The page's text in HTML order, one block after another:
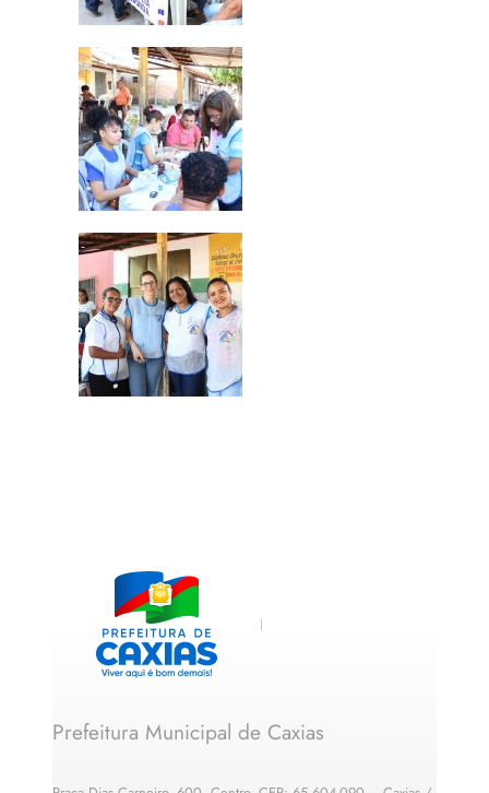
Prefeitura Municipal de Caxias